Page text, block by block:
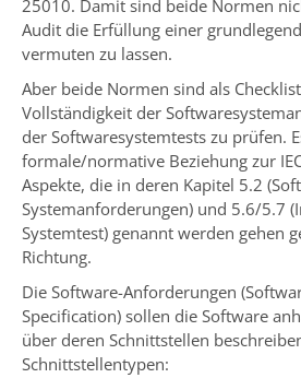
25010. Damit sind beide Normen
Audit die Erfüllung einer
vermuten zu lassen.
Aber beide Normen sind als
Vollständigkeit der
der Softwaresystemtests zu prüfen.
formale/normative Beziehung zur
Aspekte, die in deren Kapitel 5.2
Systemanforderungen) und 5.6/5.7
Systemtest) genannt werden gehen
Richtung.
Die Software-Anforderungen
Specification) sollen die Software
über deren Schnittstellen
Schnittstellentypen: